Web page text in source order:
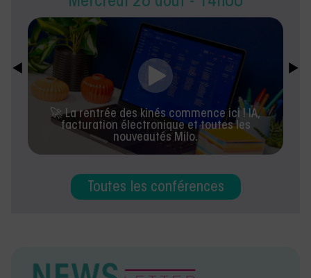
🚀 La rentrée des kinés commence ici ! IA,
facturation électronique et toutes les
nouveautés Milo.
Toutes les conférences